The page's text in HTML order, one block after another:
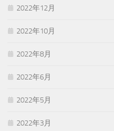
2022年12月
2022年10月
2022年8月
2022年6月
2022年5月
2022年3月